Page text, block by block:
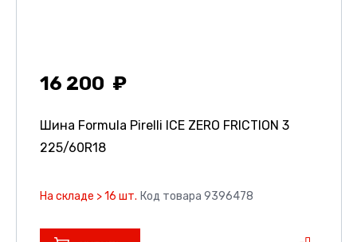
16 200
Шина Formula Pirelli ICE ZERO FRICTION 3
225/60R18
На складе > 16 шт. Код товара 9396478